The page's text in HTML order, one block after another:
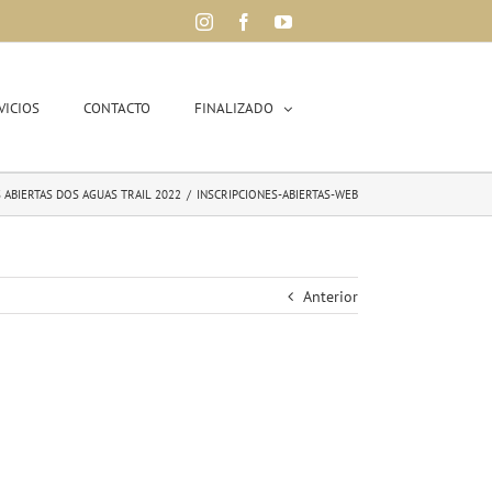
InstagramFacebookYouTube
CONTACTO FINALIZADO
ABIERTAS DOS AGUAS TRAIL 2022 / INSCRIPCIONES-ABIERTAS-WEB
Anterior